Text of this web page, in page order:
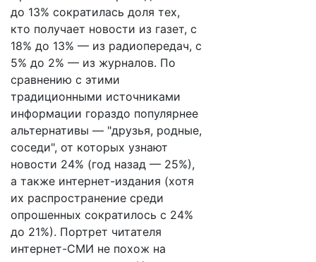
до 13% сократилась доля тех,
кто получает новости из газет, с
18% до 13% — из радиопередач, с
5% до 2% — из журналов. По
сравнению с этими
традиционными источниками
информации гораздо популярнее
альтернативы — "друзья, родные,
соседи", от которых узнают
новости 24% (год назад — 25%),
а также интернет-издания (хотя
их распространение среди
опрошенных сократилось с 24%
до 21%). Портрет читателя
интернет-СМИ не похож на